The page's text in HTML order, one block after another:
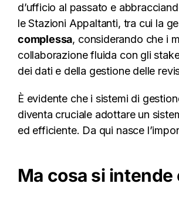
d’ufficio al passato e
le Stazioni Appaltanti, tra cui la
complessa, considerando che i
collaborazione fluida con gli
dei dati e della gestione delle
È evidente che i sistemi di
diventa cruciale adottare un
ed efficiente. Da qui nasce
Ma cosa si intende